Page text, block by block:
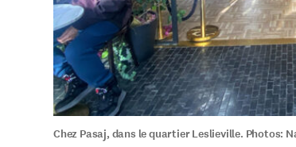
Chez Pasaj, dans le quartier Leslieville. Photos: